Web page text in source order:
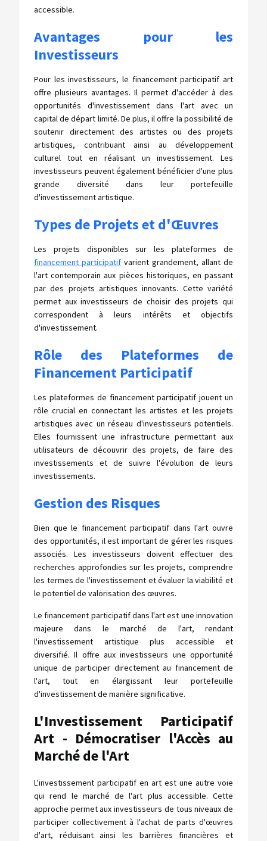
accessible.
Avantages pour les
Investisseurs
Pour les investisseurs, le financement participatif art
offre plusieurs avantages. Il permet d'accéder à des
opportunités d'investissement dans l'art avec un
capital de départ limité. De plus, il offre la possibilité de
soutenir directement des artistes ou des projets
artistiques, contribuant ainsi au développement
culturel tout en réalisant un investissement. Les
investisseurs peuvent également bénéficier d'une plus
grande diversité dans leur portefeuille
d'investissement artistique.
Types de Projets et d'Œuvres
Les projets disponibles sur les plateformes de
financement participatif varient grandement, allant de
l'art contemporain aux pièces historiques, en passant
par des projets artistiques innovants. Cette variété
permet aux investisseurs de choisir des projets qui
correspondent à leurs intérêts et objectifs
d'investissement.
Rôle des Plateformes de
Financement Participatif
Les plateformes de financement participatif jouent un
rôle crucial en connectant les artistes et les projets
artistiques avec un réseau d'investisseurs potentiels.
Elles fournissent une infrastructure permettant aux
utilisateurs de découvrir des projets, de faire des
investissements et de suivre l'évolution de leurs
investissements.
Gestion des Risques
Bien que le financement participatif dans l'art ouvre
des opportunités, il est important de gérer les risques
associés. Les investisseurs doivent effectuer des
recherches approfondies sur les projets, comprendre
les termes de l'investissement et évaluer la viabilité et
le potentiel de valorisation des œuvres.
Le financement participatif dans l'art est une innovation
majeure dans le marché de l'art, rendant
l'investissement artistique plus accessible et
diversifié. Il offre aux investisseurs une opportunité
unique de participer directement au financement de
l'art, tout en élargissant leur portefeuille
d'investissement de manière significative.
L'Investissement Participatif
Art - Démocratiser l'Accès au
Marché de l'Art
L'investissement participatif en art est une autre voie
qui rend le marché de l'art plus accessible. Cette
approche permet aux investisseurs de tous niveaux de
participer collectivement à l'achat de parts d'œuvres
d'art, réduisant ainsi les barrières financières et